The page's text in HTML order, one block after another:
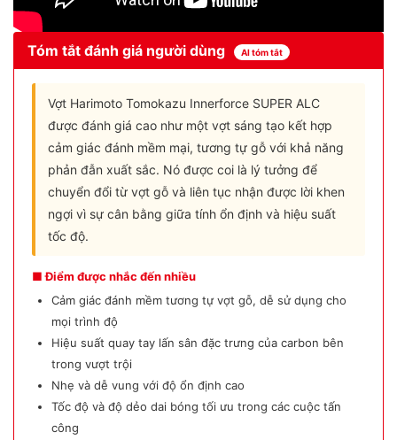
Tóm tắt đánh giá người dùng AI tóm tắt
Vợt Harimoto Tomokazu Innerforce SUPER ALC
được đánh giá cao như một vợt sáng tạo kết hợp
cảm giác đánh mềm mại, tương tự gỗ với khả năng
phản đẫn xuất sắc. Nó được coi là lý tưởng để
chuyển đổi từ vợt gỗ và liên tục nhận được lời khen
ngợi vì sự cân bằng giữa tính ổn định và hiệu suất
tốc độ.
■ Điểm được nhắc đến nhiều
Cảm giác đánh mềm tương tự vợt gỗ, dễ sử dụng cho
mọi trình độ
Hiệu suất quay tay lấn sân đặc trưng của carbon bên
trong vượt trội
Nhẹ và dễ vung với độ ổn định cao
Tốc độ và độ dẻo dai bóng tối ưu trong các cuộc tấn
công